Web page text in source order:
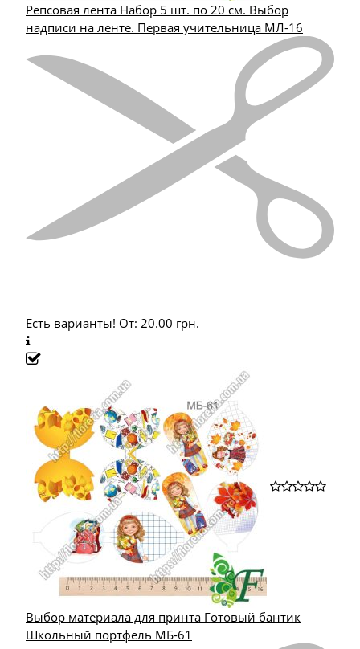
Репсовая лента Набор 5 шт. по 20 см. Выбор
надписи на ленте. Первая учительница МЛ-16
Есть варианты! От: 20.00 грн.
Выбор материала для принта Готовый бантик
Школьный портфель МБ-61